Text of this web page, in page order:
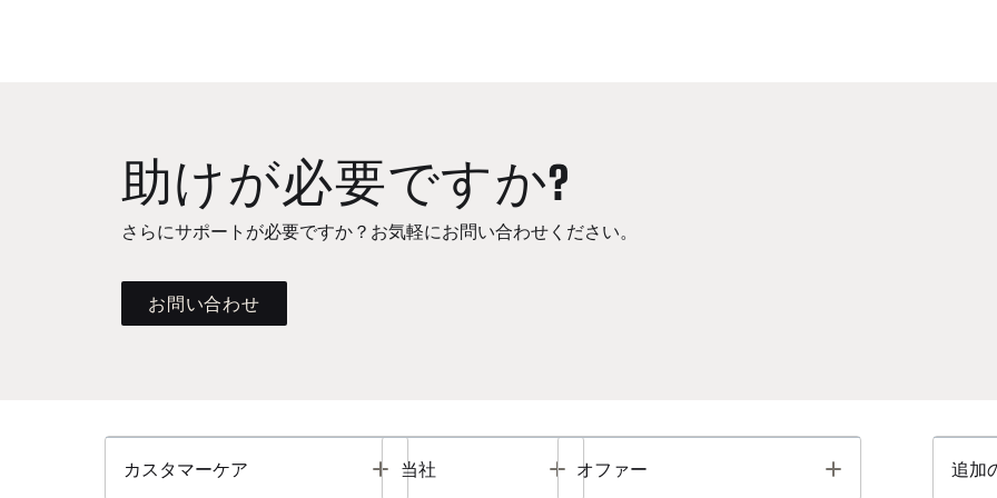
助けが必要ですか?
さらにサポートが必要ですか？お気軽にお問い合わせください。
お問い合わせ
カスタマーケア Toggle
当社 Toggle
オファー Toggle 追加